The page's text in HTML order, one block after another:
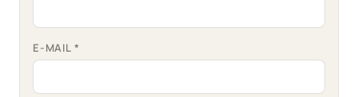
E-MAIL *